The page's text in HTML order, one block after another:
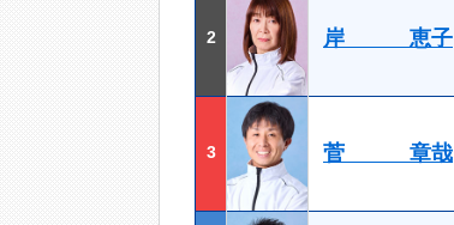
2 岸 恵子
3 菅 章哉